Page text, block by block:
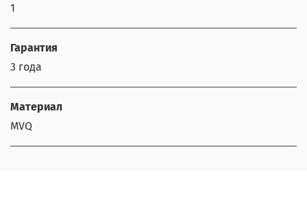
1
Гарантия
3 года
Материал
MVQ